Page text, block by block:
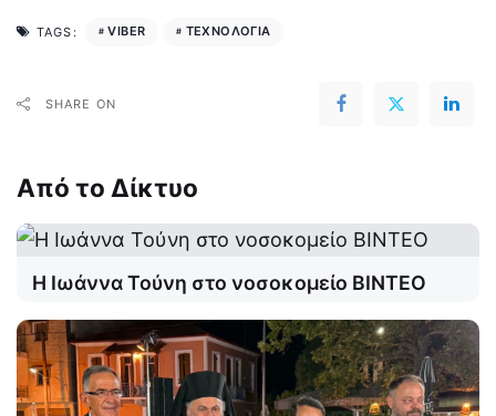
TAGS: VIBER ΤΕΧΝΟΛΟΓΙΑ
SHARE ON
Από το Δίκτυο
Η Ιωάννα Τούνη στο νοσοκομείο ΒΙΝΤΕΟ